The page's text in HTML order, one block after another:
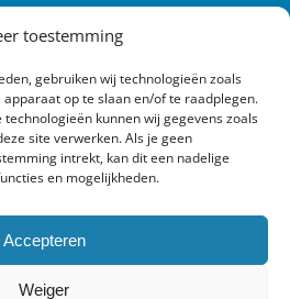
toestemming
gebruiken wij technologieën zoals
op te slaan en/of te raadplegen.
kunnen wij gegevens zoals
site verwerken. Als je geen
intrekt, kan dit een nadelige
en mogelijkheden.
Accepteren
Weiger